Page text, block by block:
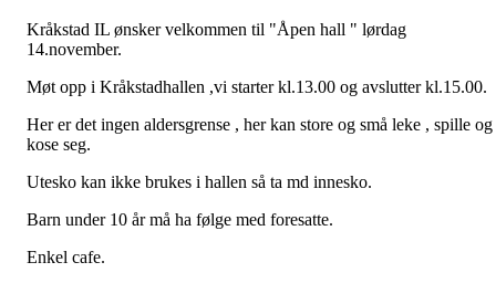
Kråkstad IL ønsker velkommen til "Åpen hall " lørdag
14.november.
Møt opp i Kråkstadhallen ,vi starter kl.13.00 og avslutter kl.15.00.
Her er det ingen aldersgrense , her kan store og små leke , spille og
kose seg.
Utesko kan ikke brukes i hallen så ta md innesko.
Barn under 10 år må ha følge med foresatte.
Enkel cafe.